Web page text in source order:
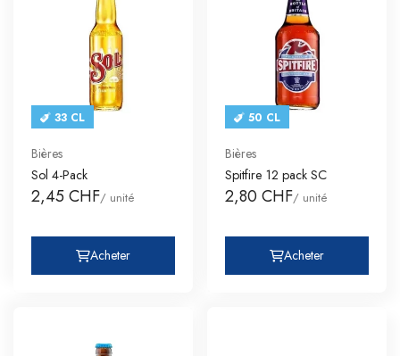
33 CL
Bières
Sol 4-Pack
2,45 CHF/ unité
Acheter
50 CL
Bières
Spitfire 12 pack SC
2,80 CHF/ unité
Acheter